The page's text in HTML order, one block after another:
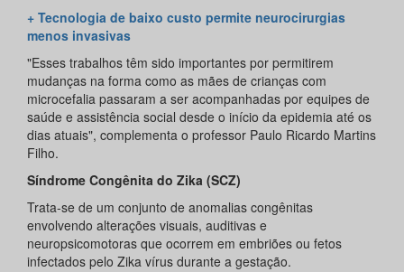
+ Tecnologia de baixo custo permite neurocirurgias
menos invasivas
"Esses trabalhos têm sido importantes por permitirem
mudanças na forma como as mães de crianças com
microcefalia passaram a ser acompanhadas por equipes de
saúde e assistência social desde o início da epidemia até os
dias atuais", complementa o professor Paulo Ricardo Martins
Filho.
Síndrome Congênita do Zika (SCZ)
Trata-se de um conjunto de anomalias congênitas
envolvendo alterações visuais, auditivas e
neuropsicomotoras que ocorrem em embriões ou fetos
infectados pelo Zika vírus durante a gestação.